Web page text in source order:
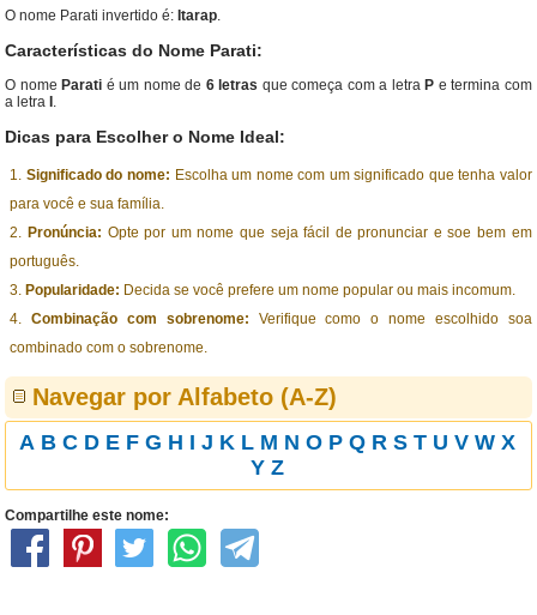
O nome Parati invertido é: Itarap.
Características do Nome Parati:
O nome Parati é um nome de 6 letras que começa com a letra P e termina com
a letra .
Dicas para Escolher o Nome Ideal:
Significado do nome: Escolha um nome com um significado que tenha valor
para você e sua família.
Pronúncia: Opte por um nome que seja fácil de pronunciar e soe bem em
português.
Popularidade: Decida se você prefere um nome popular ou mais incomum.
Combinação com sobrenome: Verifique como o nome escolhido soa
combinado com o sobrenome.
Navegar por Alfabeto (A-Z)
A B C D E F G H I J K L M N O P Q R S T U V W X
Y Z
Compartilhe este nome: